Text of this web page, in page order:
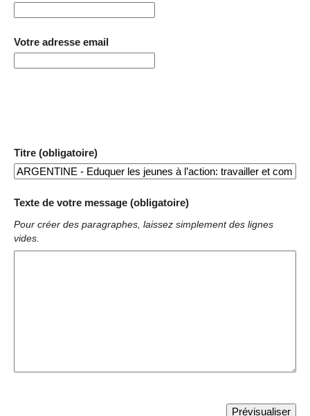
Votre adresse email
Titre (obligatoire)
Texte de votre message (obligatoire)
Pour créer des paragraphes, laissez simplement des lignes
vides.